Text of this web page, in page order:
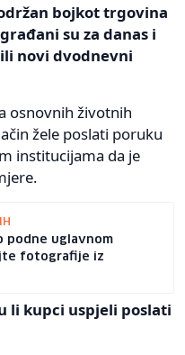
bojkot trgovina
su za danas i
novi dvodnevni
osnovnih životnih
žele poslati poruku
institucijama da je
podne uglavnom
fotografije iz
li kupci uspjeli poslati